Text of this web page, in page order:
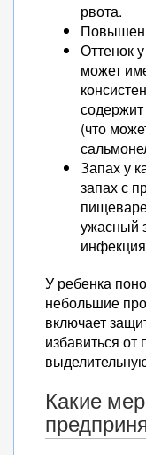
рвота.
Оттенок
может
(что
Запах у
запах с
ужасный
У ребенка
небольшие
включает
избавиться
Какие